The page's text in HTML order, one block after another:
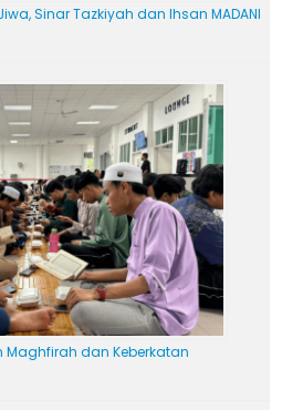
Sinar Tazkiyah dan Ihsan MADANI
Maghfirah dan Keberkatan